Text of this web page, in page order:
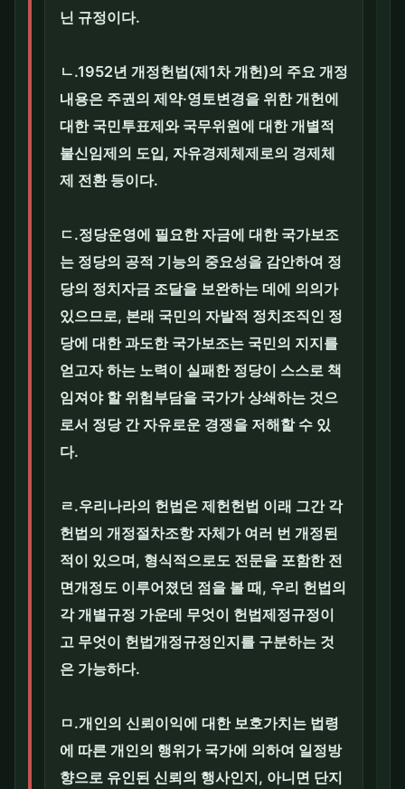
닌 규정이다.
ㄴ.1952년 개정헌법(제1차 개헌)의 주요 개정
내용은 주권의 제약·영토변경을 위한 개헌에
대한 국민투표제와 국무위원에 대한 개별적
불신임제의 도입, 자유경제체제로의 경제체
제 전환 등이다.
ㄷ.정당운영에 필요한 자금에 대한 국가보조
는 정당의 공적 기능의 중요성을 감안하여 정
당의 정치자금 조달을 보완하는 데에 의의가
있으므로, 본래 국민의 자발적 정치조직인 정
당에 대한 과도한 국가보조는 국민의 지지를
얻고자 하는 노력이 실패한 정당이 스스로 책
임져야 할 위험부담을 국가가 상쇄하는 것으
로서 정당 간 자유로운 경쟁을 저해할 수 있
다.
ㄹ.우리나라의 헌법은 제헌헌법 이래 그간 각
헌법의 개정절차조항 자체가 여러 번 개정된
적이 있으며, 형식적으로도 전문을 포함한 전
면개정도 이루어졌던 점을 볼 때, 우리 헌법의
각 개별규정 가운데 무엇이 헌법제정규정이
고 무엇이 헌법개정규정인지를 구분하는 것
은 가능하다.
ㅁ.개인의 신뢰이익에 대한 보호가치는 법령
에 따른 개인의 행위가 국가에 의하여 일정방
향으로 유인된 신뢰의 행사인지, 아니면 단지